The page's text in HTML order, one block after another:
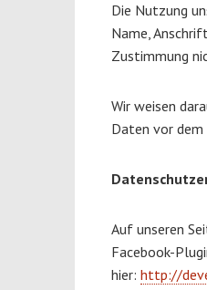
Die Nutzung
Name,
Zustimmung
Wir weisen
Daten vor
Auf unseren
Facebook-
hier: http://